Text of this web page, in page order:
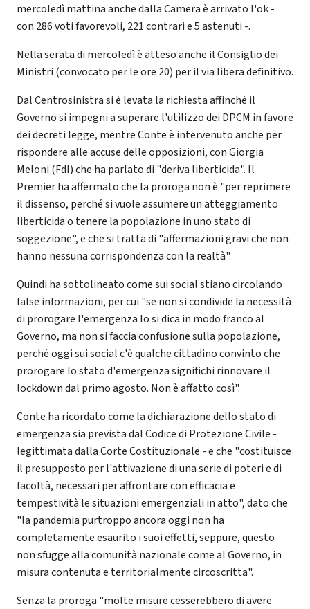
mercoledì mattina anche dalla Camera è arrivato l'ok -
con 286 voti favorevoli, 221 contrari e 5 astenuti -.
Nella serata di mercoledì è atteso anche il Consiglio dei
Ministri (convocato per le ore 20) per il via libera definitivo.
Dal Centrosinistra si è levata la richiesta affinché il
Governo si impegni a superare l'utilizzo dei DPCM in favore
dei decreti legge, mentre Conte è intervenuto anche per
rispondere alle accuse delle opposizioni, con Giorgia
Meloni (FdI) che ha parlato di "deriva liberticida". Il
Premier ha affermato che la proroga non è "per reprimere
il dissenso, perché si vuole assumere un atteggiamento
liberticida o tenere la popolazione in uno stato di
soggezione", e che si tratta di "affermazioni gravi che non
hanno nessuna corrispondenza con la realtà".
Quindi ha sottolineato come sui social stiano circolando
false informazioni, per cui "se non si condivide la necessità
di prorogare l'emergenza lo si dica in modo franco al
Governo, ma non si faccia confusione sulla popolazione,
perché oggi sui social c'è qualche cittadino convinto che
prorogare lo stato d'emergenza significhi rinnovare il
lockdown dal primo agosto. Non è affatto così".
Conte ha ricordato come la dichiarazione dello stato di
emergenza sia prevista dal Codice di Protezione Civile -
legittimata dalla Corte Costituzionale - e che "costituisce
il presupposto per l'attivazione di una serie di poteri e di
facoltà, necessari per affrontare con efficacia e
tempestività le situazioni emergenziali in atto", dato che
"la pandemia purtroppo ancora oggi non ha
completamente esaurito i suoi effetti, seppure, questo
non sfugge alla comunità nazionale come al Governo, in
misura contenuta e territorialmente circoscritta".
Senza la proroga "molte misure cesserebbero di avere